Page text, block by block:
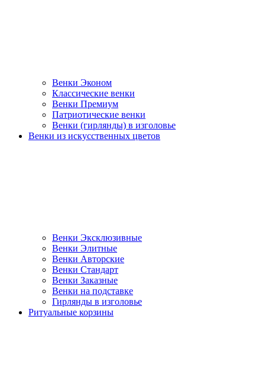
Венки Эконом
Классические венки
Венки Премиум
Патриотические венки
Венки (гирлянды) в изголовье
Венки из искусственных цветов
Венки Эксклюзивные
Венки Элитные
Венки Авторские
Венки Стандарт
Венки Заказные
Венки на подставке
Гирлянды в изголовье
Ритуальные корзины